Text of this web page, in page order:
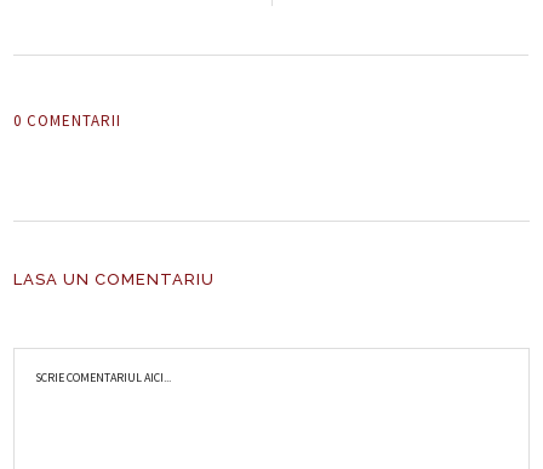
0 COMENTARII
LASA UN COMENTARIU